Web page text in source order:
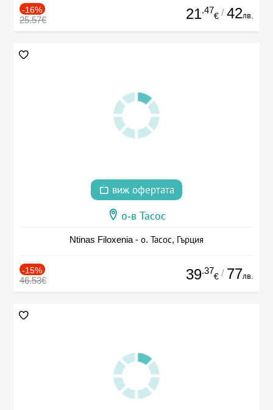
-16%
25.57€ 21.47
€ / 42лв.
виж офертата
о-в Тасос
Ntinas Filoxenia - о. Тасос, Гърция
-15%
46.53€ 39.37
€ / 77лв.